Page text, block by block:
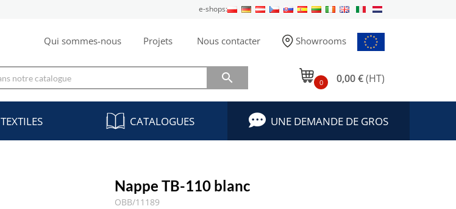
e-shops:
Qui sommes-nous Projets Nous contacter Showrooms
 0 0,00 €(HT)
TEXTILES CATALOGUES UNE DEMANDE DE GROS
Nappe TB-110 blanc
OBB/11189